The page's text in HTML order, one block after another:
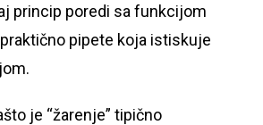
princip poredi sa funkcijom
praktično pipete koja istiskuje
je “žarenje” tipično